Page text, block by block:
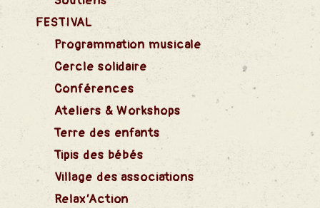
FESTIVAL
Programmation musicale
Cercle solidaire
Conférences
Ateliers & Workshops
Terre des enfants
Tipis des bébés
Village des associations
Relax’Action